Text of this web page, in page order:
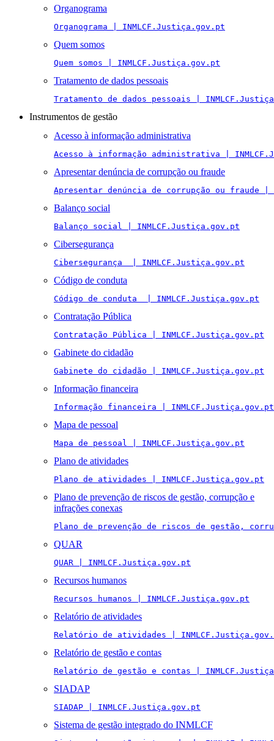
Organograma
Organograma | INMLCF.Justiça.gov.pt
Quem somos
Quem somos | INMLCF.Justiça.gov.pt
Tratamento de dados pessoais
Tratamento de dados pessoais |
Instrumentos de gestão
Acesso à informação administrativa
Acesso à informação administrativa |
Apresentar denúncia de corrupção ou fraude
Apresentar denúncia de corrupção ou fraude |
Balanço social
Balanço social | INMLCF.Justiça.gov.pt
Cibersegurança
Cibersegurança  | INMLCF.Justiça.gov.pt
Código de conduta
Código de conduta  | INMLCF.Justiça.gov.pt
Contratação Pública
Contratação Pública | INMLCF.Justiça.gov.pt
Gabinete do cidadão
Gabinete do cidadão | INMLCF.Justiça.gov.pt
Informação financeira
Informação financeira | INMLCF.Justiça.gov.pt
Mapa de pessoal
Mapa de pessoal | INMLCF.Justiça.gov.pt
Plano de atividades
Plano de atividades | INMLCF.Justiça.gov.pt
Plano de prevenção de riscos de gestão, corrupção e
infrações conexas
Plano de prevenção de riscos de gestão,
QUAR
QUAR | INMLCF.Justiça.gov.pt
Recursos humanos
Recursos humanos | INMLCF.Justiça.gov.pt
Relatório de atividades
Relatório de atividades |
Relatório de gestão e contas
Relatório de gestão e contas |
SIADAP
SIADAP | INMLCF.Justiça.gov.pt
Sistema de gestão integrado do INMLCF